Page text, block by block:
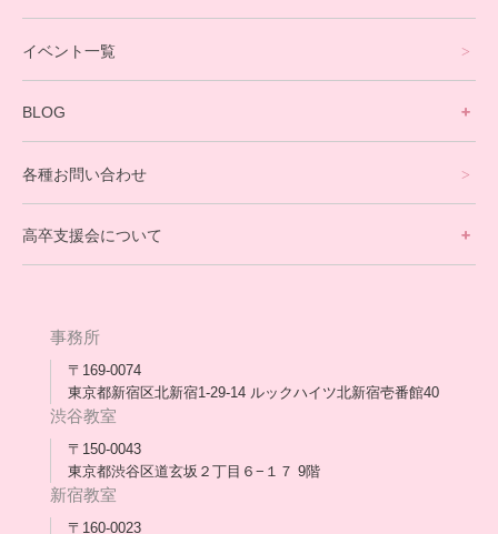
就労支援コース
英会話・海外留学コース
寮生活サポート
卒業生の今
[家庭訪問カウンセリング]
イベント一覧
BLOG
保護者交流だより一覧
会長コラム一覧
各種お問い合わせ
高卒支援会について
メディア出演
スタッフ紹介
合格・進路実績
事務所
〒169-0074
東京都新宿区北新宿1-29-14 ルックハイツ北新宿壱番館40
渋谷教室
〒150-0043
東京都渋谷区道玄坂２丁目６−１７ 9階
新宿教室
〒160-0023